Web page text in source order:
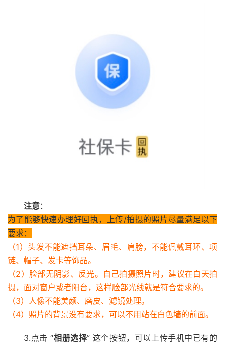
注意：
为了能够快速办理好回执，上传/拍摄的照片尽量满足以下
要求：
（1）头发不能遮挡耳朵、眉毛、肩膀，不能佩戴耳环、项
链、帽子、发卡等饰品。
（2）脸部无阴影、反光。自己拍摄照片时，建议在白天拍
摄，面对窗户或者阳台，这样脸部光线就是符合要求的。
（3）人像不能美颜、磨皮、滤镜处理。
（4）照片的背景没有要求，可以不用站在白色墙的前面。
3.点击 “相册选择” 这个按钮，可以上传手机中已有的